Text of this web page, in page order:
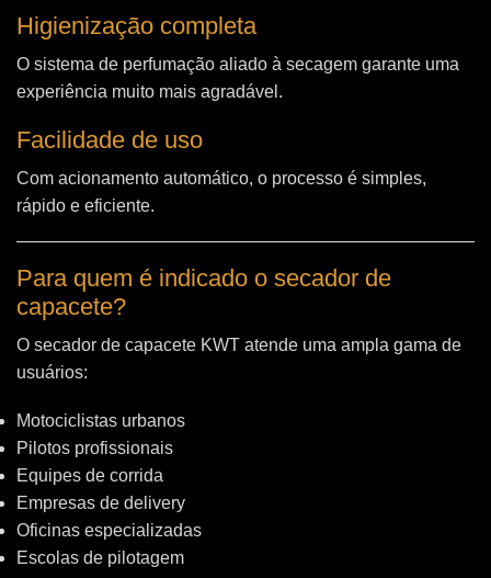
Higienização completa
O sistema de perfumação aliado à secagem garante uma
experiência muito mais agradável.
Facilidade de uso
Com acionamento automático, o processo é simples,
rápido e eficiente.
Para quem é indicado o secador de
capacete?
O secador de capacete KWT atende uma ampla gama de
usuários:
Motociclistas urbanos
Pilotos profissionais
Equipes de corrida
Empresas de delivery
Oficinas especializadas
Escolas de pilotagem